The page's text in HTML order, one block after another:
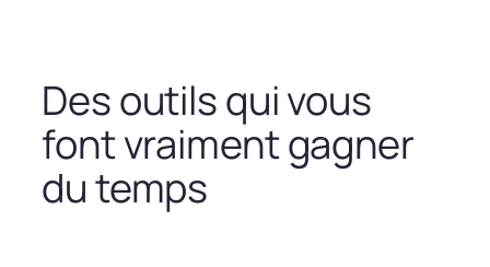
Des outils qui vous
font vraiment gagner
du temps